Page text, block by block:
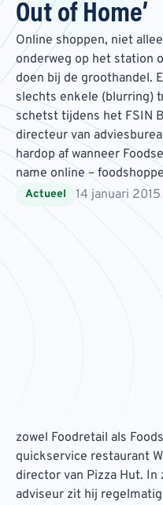
Out of Home’
Online shoppen, niet
onderweg op het station
doen bij de groothandel.
slechts enkele (blurring)
schetst tijdens het FSIN
directeur van
hardop af wanneer
name online –
Actueel 14 januari 2015
zowel Foodretail als
quickservice restaurant
director van Pizza Hut.
adviseur zit hij